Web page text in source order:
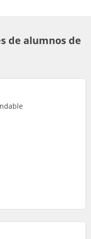
de alumnos de